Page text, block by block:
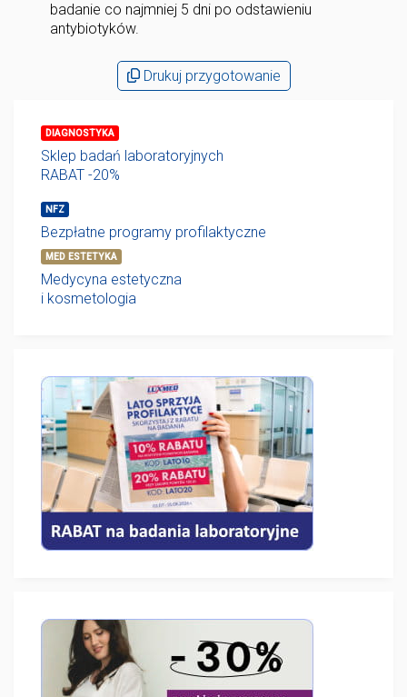
badanie co najmniej 5 dni po odstawieniu
antybiotyków.
Drukuj przygotowanie
DIAGNOSTYKA
Sklep badań laboratoryjnych
RABAT -20%
NFZ
Bezpłatne programy profilaktyczne
MED ESTETYKA
Medycyna estetyczna
i kosmetologia